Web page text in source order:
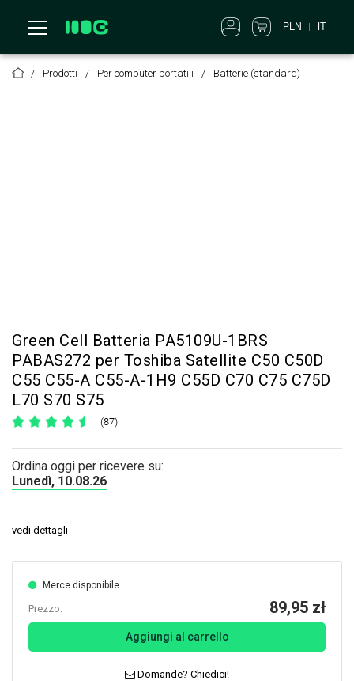
PLN IT
Prodotti Per computer portatili Batterie (standard)
Green Cell Batteria PA5109U-1BRS
PABAS272 per Toshiba Satellite C50 C50D
C55 C55-A C55-A-1H9 C55D C70 C75 C75D
L70 S70 S75
(87)
Ordina oggi per ricevere su:
Lunedì, 10.08.26
vedi dettagli
Merce disponibile.
Prezzo: 89,95 zł
Aggiungi al carrello
Domande? Chiedici!